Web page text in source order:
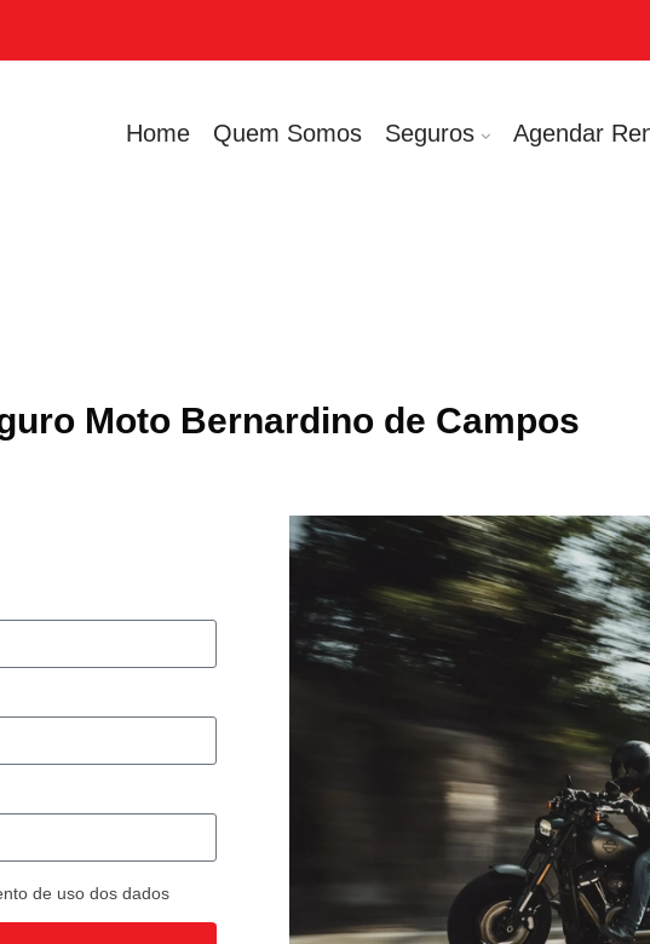
Home Quem Somos Seguros Agendar
Moto Bernardino de Campos
de uso dos dados